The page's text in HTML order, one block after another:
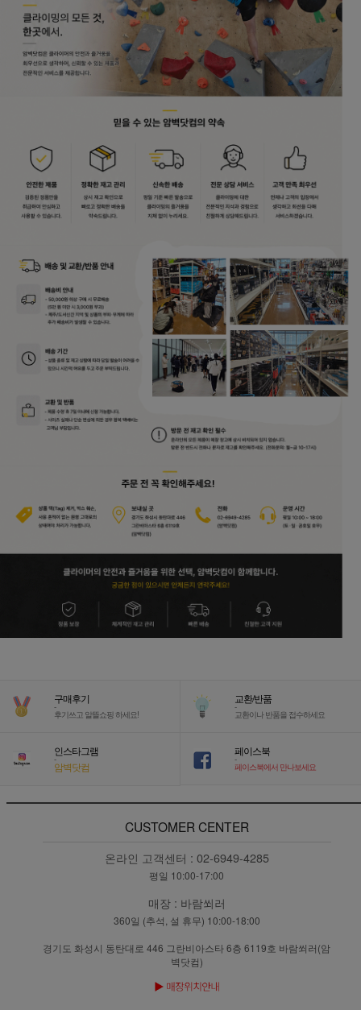
구매후기
-
후기쓰고 알뜰쇼핑 하세요!
교환/반품
-
교환이나 반품을 접수하세요
인스타그램
-
암벽닷컴
페이스북
-
페이스북에서 만나보세요
CUSTOMER CENTER
온라인 고객센터 : 02-6949-4285
평일 10:00-17:00
매장 : 바람쐬러
360일 (추석, 설 휴무) 10:00-18:00
경기도 화성시 동탄대로 446 그란비아스타 6층 6119호 바람쐬러(암
벽닷컴)